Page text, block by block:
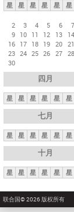
星 星 星 星 星 星
2
3 4 5 6 7
9 10 11 12 13 14
16 17 18 19 20 21
23 24 25 26 27 28
30
四月
星 星 星 星 星 星
七月
星 星 星 星 星 星
十月
星 星 星 星 星 星
联合国© 2026 版权所有